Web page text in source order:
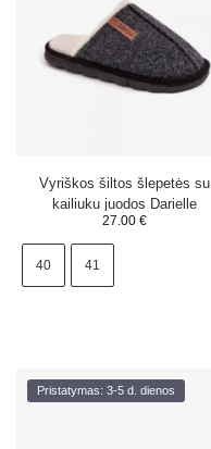
Vyriškos šiltos šlepetės su
kailiuku juodos Darielle
27.00 €
40 41
Pristatymas: 3-5 d. dienos